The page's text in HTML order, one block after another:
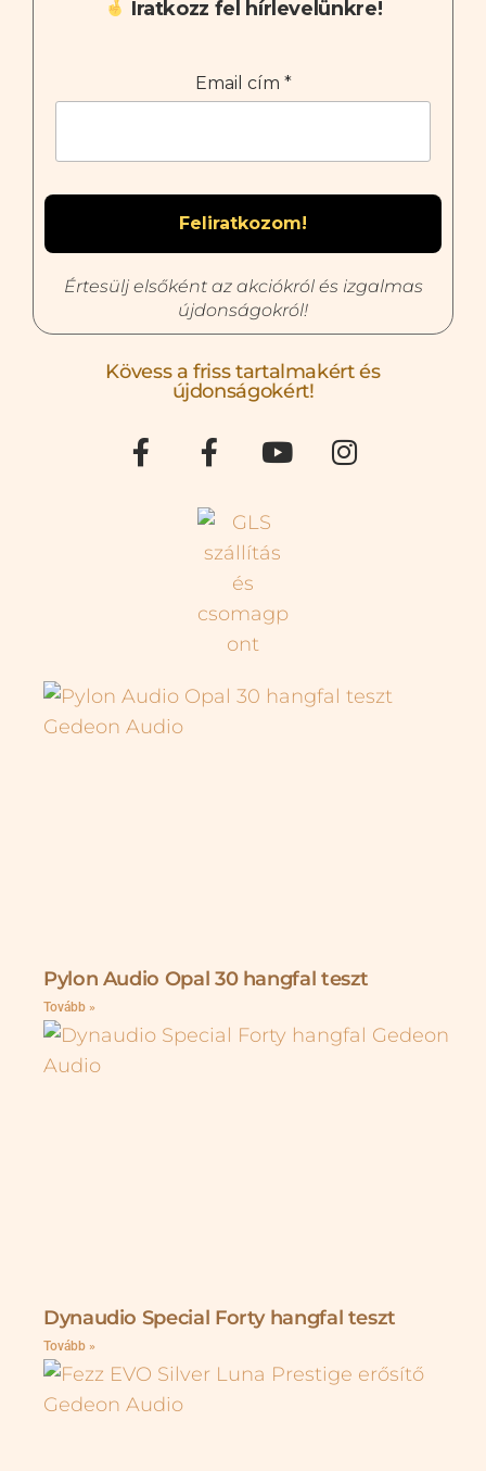
Iratkozz fel hírlevelünkre!
Email cím *
Értesülj elsőként az akciókról és izgalmas
újdonságokról!
Kövess a friss tartalmakért és
újdonságokért!
Pylon Audio Opal 30 hangfal teszt
Tovább »
Dynaudio Special Forty hangfal teszt
Tovább »